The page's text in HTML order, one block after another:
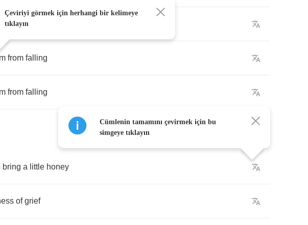
come tearing
from falling
from falling
bring a little honey
of grief
Çeviriyi görmek için herhangi bir kelimeye
tıklayın
Cümlenin tamamını çevirmek için bu
simgeye tıklayın